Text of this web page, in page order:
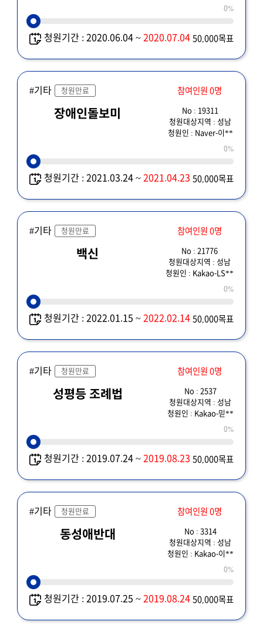
0%
청원기간 : 2020.06.04 ~2020.07.04 50,000목표
#기타 청원만료 참여인원 0명
장애인돌보미
No : 19311
청원대상지역 : 성남
청원인 : Naver-이**
0%
청원기간 : 2021.03.24 ~2021.04.23 50,000목표
#기타 청원만료 참여인원 0명
백신
No : 21776
청원대상지역 : 성남
청원인 : Kakao-LS**
0%
청원기간 : 2022.01.15 ~2022.02.14 50,000목표
#기타 청원만료 참여인원 0명
성평등 조례법
No : 2537
청원대상지역 : 성남
청원인 : Kakao-믿**
0%
청원기간 : 2019.07.24 ~2019.08.23 50,000목표
#기타 청원만료 참여인원 0명
동성애반대
No : 3314
청원대상지역 : 성남
청원인 : Kakao-이**
0%
청원기간 : 2019.07.25 ~2019.08.24 50,000목표